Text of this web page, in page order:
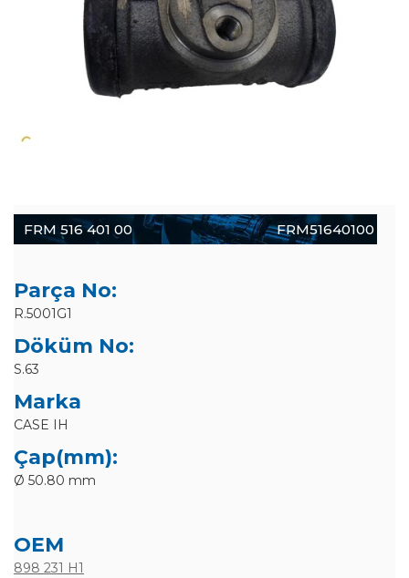
FRM 516 401 00 FRM51640100
Parça No:
R.5001G1
Döküm No:
S.63
Marka
CASE IH
Çap(mm):
Ø 50.80 mm
OEM
898 231 H1